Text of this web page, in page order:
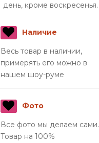
день, кроме воскресенья.
Наличие
Весь товар в наличии,
примерять его можно в
нашем шоу-руме
Фото
Все фото мы делаем сами.
Товар на 100%